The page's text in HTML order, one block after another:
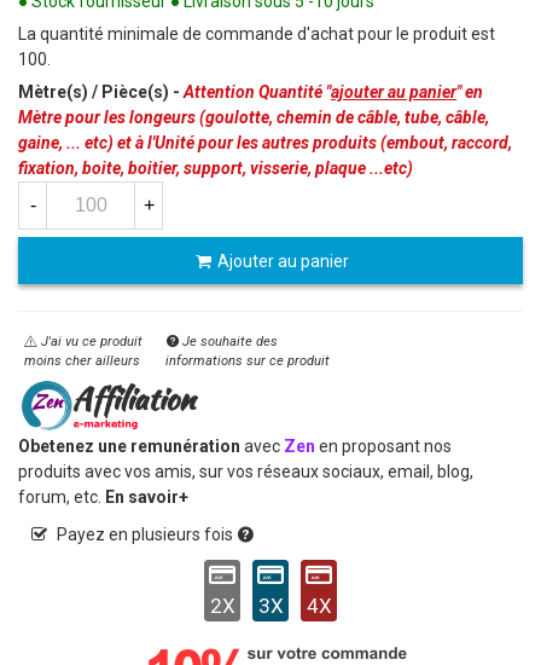
La quantité minimale de commande d'achat pour le produit est
100.
Mètre(s) / Pièce(s) - Attention Quantité "ajouter au panier" en
Mètre pour les longeurs (goulotte, chemin de câble, tube, câble,
gaine, ... etc) et à l'Unité pour les autres produits (embout, raccord,
fixation, boite, boitier, support, visserie, plaque ...etc)
- +
Ajouter au panier
J'ai vu ce produit
moins cher ailleurs
Je souhaite des
informations sur ce produit
Obetenez une remunération avec Zen en proposant nos
produits avec vos amis, sur vos réseaux sociaux, email, blog,
forum, etc. En savoir+
Payez en plusieurs fois
2X 3X 4X